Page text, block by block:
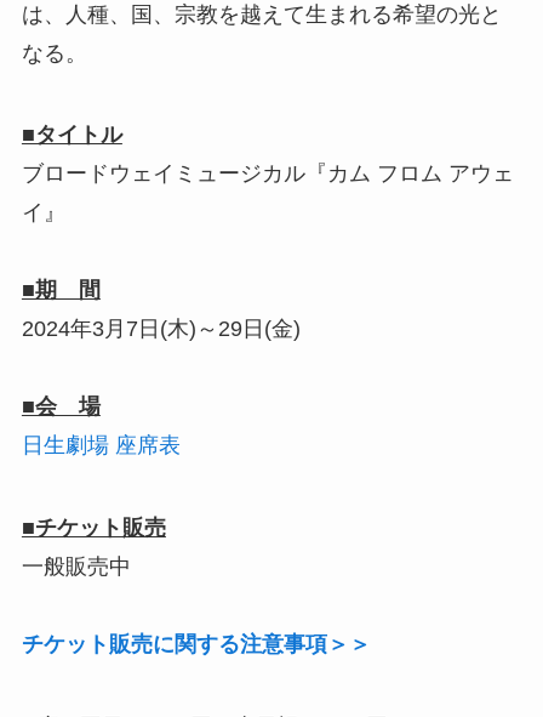
は、人種、国、宗教を越えて生まれる希望の光と
なる。
■タイトル
ブロードウェイミュージカル『カム フロム アウェ
イ』
■期 間
2024年3月7日(木)～29日(金)
■会 場
日生劇場 座席表
■チケット販売
一般販売中
チケット販売に関する注意事項＞＞